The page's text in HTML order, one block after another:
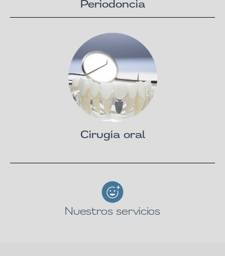
Periodoncia
Cirugía oral
Nuestros servicios